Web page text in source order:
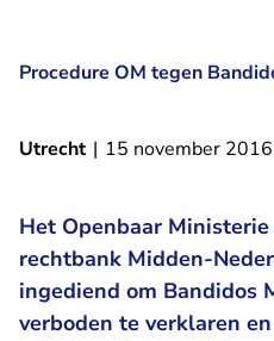
Procedure OM tegen
Utrecht | 15 november 2016
Het Openbaar
rechtbank Midden-
ingediend om Bandidos
verboden te verklaren